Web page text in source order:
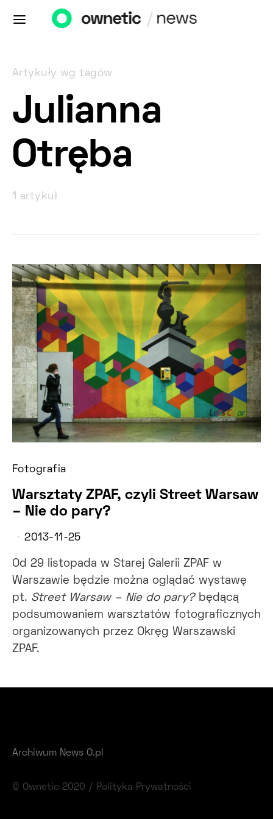
Artykuły wg tagów
Julianna
Otręba
1 artykuł
Fotografia
Warsztaty ZPAF, czyli Street Warsaw
– Nie do pary?
2013-11-25
Od 29 listopada w Starej Galerii ZPAF w
Warszawie będzie można oglądać wystawę
pt. Street Warsaw – Nie do pary? będącą
podsumowaniem warsztatów fotograficznych
organizowanych przez Okręg Warszawski
ZPAF.
Archiwum News O.pl
© Ownetic 2020 / Polityka Prywatności